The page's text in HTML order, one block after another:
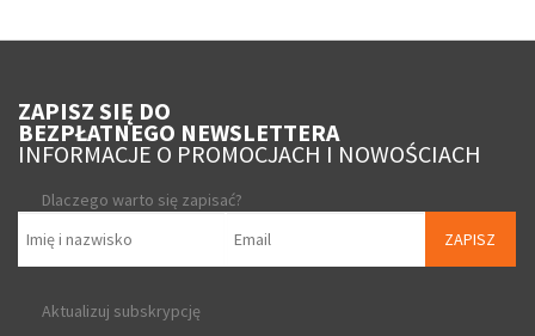
ZAPISZ SIĘ DO
BEZPŁATNEGO NEWSLETTERA
INFORMACJE O PROMOCJACH I NOWOŚCIACH
Dlaczego warto się zapisać?
ZAPISZ
Aktualizuj subskrypcję